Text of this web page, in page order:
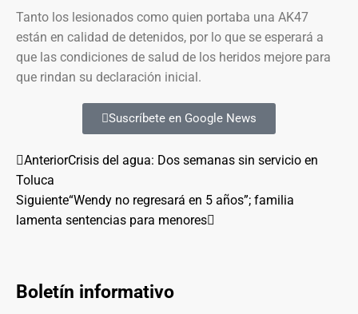
Tanto los lesionados como quien portaba una AK47
están en calidad de detenidos, por lo que se esperará a
que las condiciones de salud de los heridos mejore para
que rindan su declaración inicial.
Suscríbete en Google News
AnteriorCrisis del agua: Dos semanas sin servicio en
Toluca
Siguiente“Wendy no regresará en 5 años”; familia
lamenta sentencias para menores
Boletín informativo